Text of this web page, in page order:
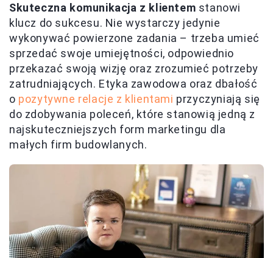
Skuteczna komunikacja z klientem stanowi
klucz do sukcesu. Nie wystarczy jedynie
wykonywać powierzone zadania – trzeba umieć
sprzedać swoje umiejętności, odpowiednio
przekazać swoją wizję oraz zrozumieć potrzeby
zatrudniających. Etyka zawodowa oraz dbałość
o pozytywne relacje z klientami przyczyniają się
do zdobywania poleceń, które stanowią jedną z
najskuteczniejszych form marketingu dla
małych firm budowlanych.